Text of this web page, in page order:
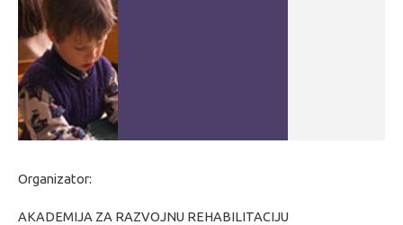
Organizator:
AKADEMIJA ZA RAZVOJNU REHABILITACIJU